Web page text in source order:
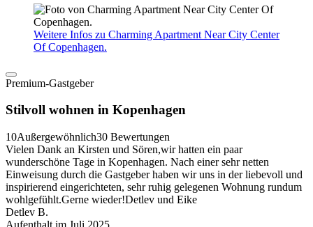
Weitere Infos zu Charming Apartment Near City Center
Of Copenhagen.
Premium-Gastgeber
Stilvoll wohnen in Kopenhagen
10Außergewöhnlich30 Bewertungen
Vielen Dank an Kirsten und Sören,wir hatten ein paar
wunderschöne Tage in Kopenhagen. Nach einer sehr netten
Einweisung durch die Gastgeber haben wir uns in der liebevoll und
inspirierend eingerichteten, sehr ruhig gelegenen Wohnung rundum
wohlgefühlt.Gerne wieder!Detlev und Eike
Detlev B.
Aufenthalt im Juli 2025